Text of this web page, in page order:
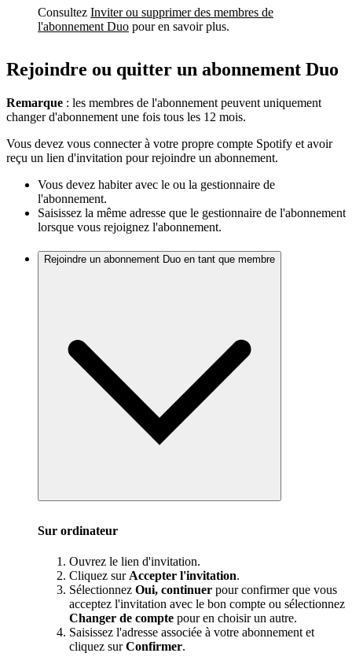
Consultez Inviter ou supprimer des membres de
l'abonnement Duo pour en savoir plus.
Rejoindre ou quitter un abonnement Duo
Remarque : les membres de l'abonnement peuvent uniquement
changer d'abonnement une fois tous les 12 mois.
Vous devez vous connecter à votre propre compte Spotify et avoir
reçu un lien d'invitation pour rejoindre un abonnement.
Vous devez habiter avec le ou la gestionnaire de
l'abonnement.
Saisissez la même adresse que le gestionnaire de l'abonnement
lorsque vous rejoignez l'abonnement.
Rejoindre un abonnement Duo en tant que membre
Sur ordinateur
Ouvrez le lien d'invitation.
Cliquez sur Accepter l'invitation.
Sélectionnez Oui, continuer pour confirmer que vous
acceptez l'invitation avec le bon compte ou sélectionnez
Changer de compte pour en choisir un autre.
Saisissez l'adresse associée à votre abonnement et
cliquez surConfirmer.